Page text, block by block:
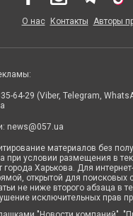
О нас Контакты Авторы
64-29 (Viber, Telegram,
news@057.ua
материалов без
при условии размещения в
города Харькова. Для
открытой для поисковых
не ниже второго абзаца в
исключительных прав